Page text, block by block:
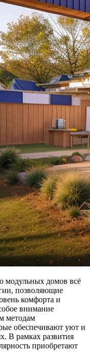
модульных домов всё
позволяющие
комфорта и
внимание
методам
обеспечивают уют и
В рамках развития
приобретают